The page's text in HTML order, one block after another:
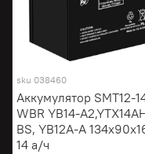
sku 038460
Аккумулятор SMT12-
WBR YB14-
BS, YB12A-А
14 а/ч